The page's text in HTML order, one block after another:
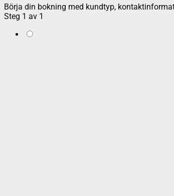
Börja din bokning med kundtyp,
Steg 1 av 1